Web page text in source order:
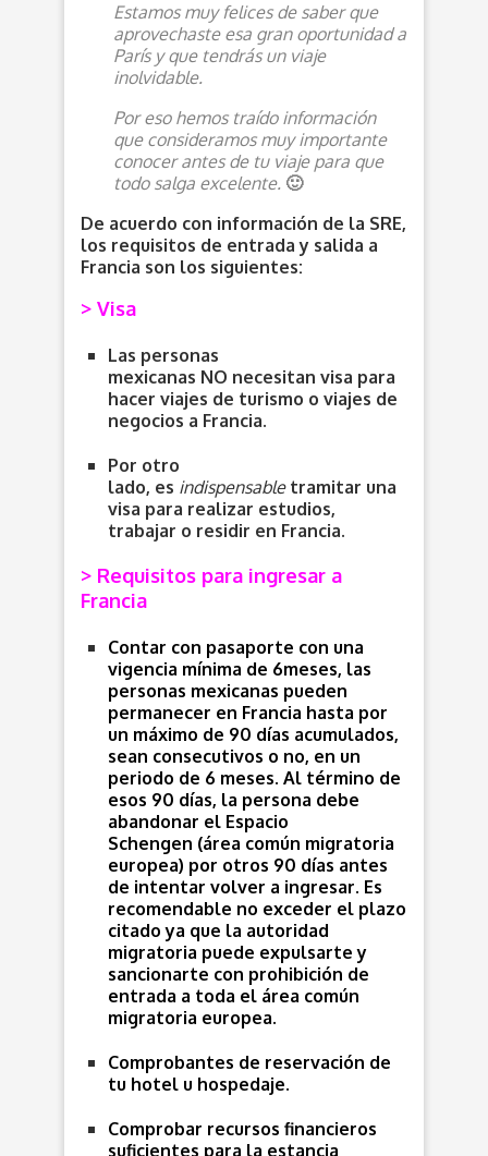
Estamos muy felices de saber que
aprovechaste esa gran oportunidad a
París y que tendrás un viaje
inolvidable.
Por eso hemos traído información
que consideramos muy importante
conocer antes de tu viaje para que
todo salga excelente. 🙂
De acuerdo con información de la SRE,
los requisitos de entrada y salida a
Francia son los siguientes:
> Visa
Las personas
mexicanas NO necesitan visa para
hacer viajes de turismo o viajes de
negocios a Francia.
Por otro
lado, es indispensabletramitar una
visa para realizar estudios,
trabajar o residir en Francia.
> Requisitos para ingresar a
Francia
Contar con pasaporte con una
vigencia mínima de 6meses, las
personas mexicanas pueden
permanecer en Francia hasta por
un máximo de 90 días acumulados,
sean consecutivos o no, en un
periodo de 6 meses. Al término de
esos 90 días, la persona debe
abandonar el Espacio
Schengen (área común migratoria
europea) por otros 90 días antes
de intentar volver a ingresar. Es
recomendable no exceder el plazo
citado ya que la autoridad
migratoria puede expulsarte y
sancionarte con prohibición de
entrada a toda el área común
migratoria europea.
Comprobantes de reservación de
tu hotel u hospedaje.
Comprobar recursos financieros
suficientes para la estancia